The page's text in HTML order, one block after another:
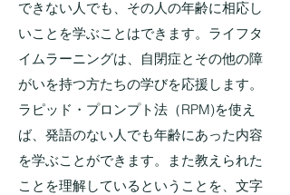
できない人でも、その人の年齢に相応し
いことを学ぶことはできます。ライフタ
イムラーニングは、自閉症とその他の障
がいを持つ方たちの学びを応援します。
ラピッド・プロンプト法（RPM)を使え
ば、発語のない人でも年齢にあった内容
を学ぶことができます。また教えられた
ことを理解しているということを、文字